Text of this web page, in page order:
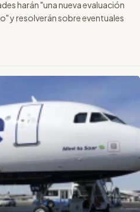
harán "una nueva evaluación
y resolverán sobre eventuales